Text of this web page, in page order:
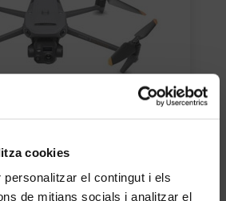
cookies
el contingut i els
de mitjans socials i analitzar el